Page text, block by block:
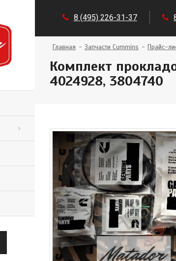
8 (495) 226-31-37
Главная Запчасти Cummins Прайс-
Комплект
4024928, 3804740